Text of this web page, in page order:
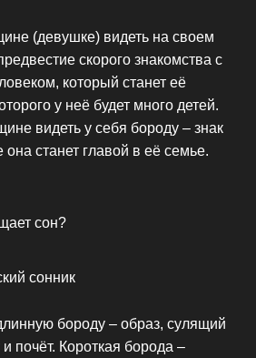
(девушке) видеть на своем
скорого знакомства с
который станет её
у неё будет много детей.
видеть у себя бороду – знак
она станет главой в её семье.
сонник
бороду – образ, сулящий
почёт. Короткая борода –